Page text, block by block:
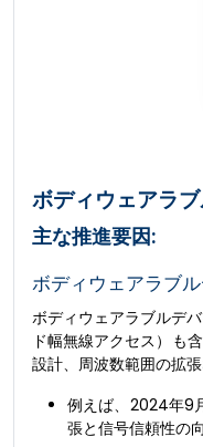
ボディウェアラ
主な推進要因:
ボディウェアラブ
ボディウェアラブルデ
ド幅無線アクセス）も
設計、周波数範囲の拡
例えば、2024年9
張と信号信頼性の